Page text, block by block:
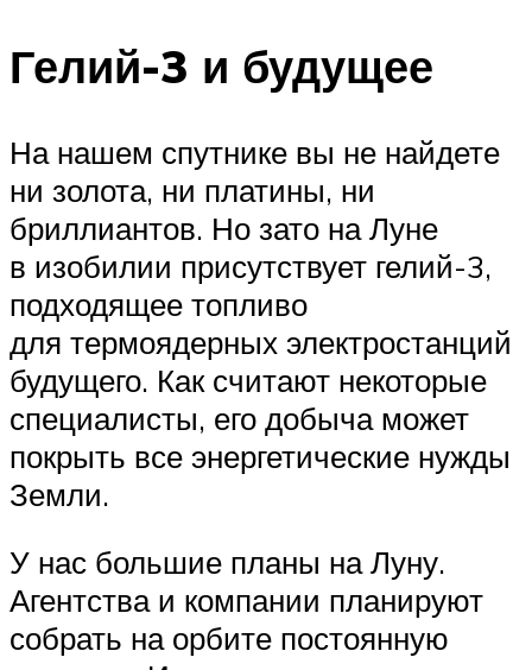
Гелий-3 и будущее
На нашем спутнике вы не найдете
ни золота, ни платины, ни
бриллиантов. Но зато на Луне
в изобилии присутствует гелий-3,
подходящее топливо
для термоядерных электростанций
будущего. Как считают некоторые
специалисты, его добыча может
покрыть все энергетические нужды
Земли.
У нас большие планы на Луну.
Агентства и компании планируют
собрать на орбите постоянную